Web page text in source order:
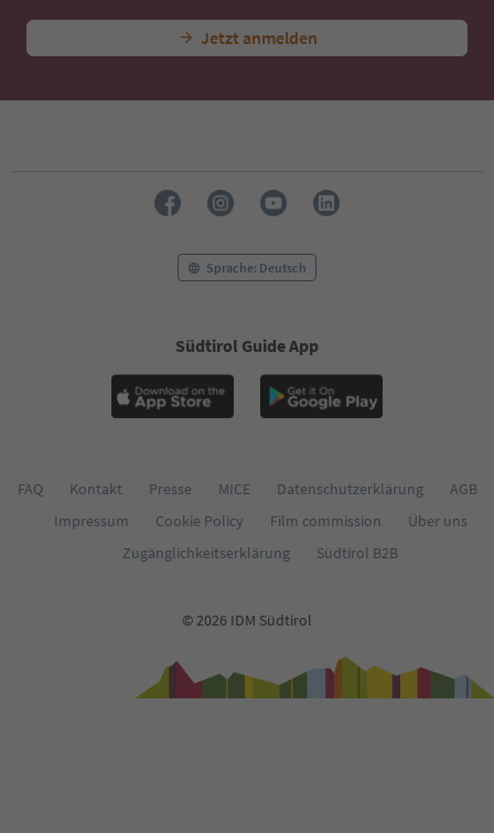
Jetzt anmelden
Sprache: Deutsch
Südtirol Guide App
FAQ Kontakt Presse MICE Datenschutzerklärung
AGB
Impressum
Cookie Policy Film commission
Über uns
Zugänglichkeitserklärung
Südtirol B2B
© 2026 IDM Südtirol